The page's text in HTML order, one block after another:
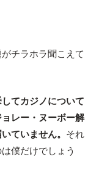
チラホラ聞こえて
てカジノについて
レー・ヌーボー解
ていません。 それ
僕だけでしょう